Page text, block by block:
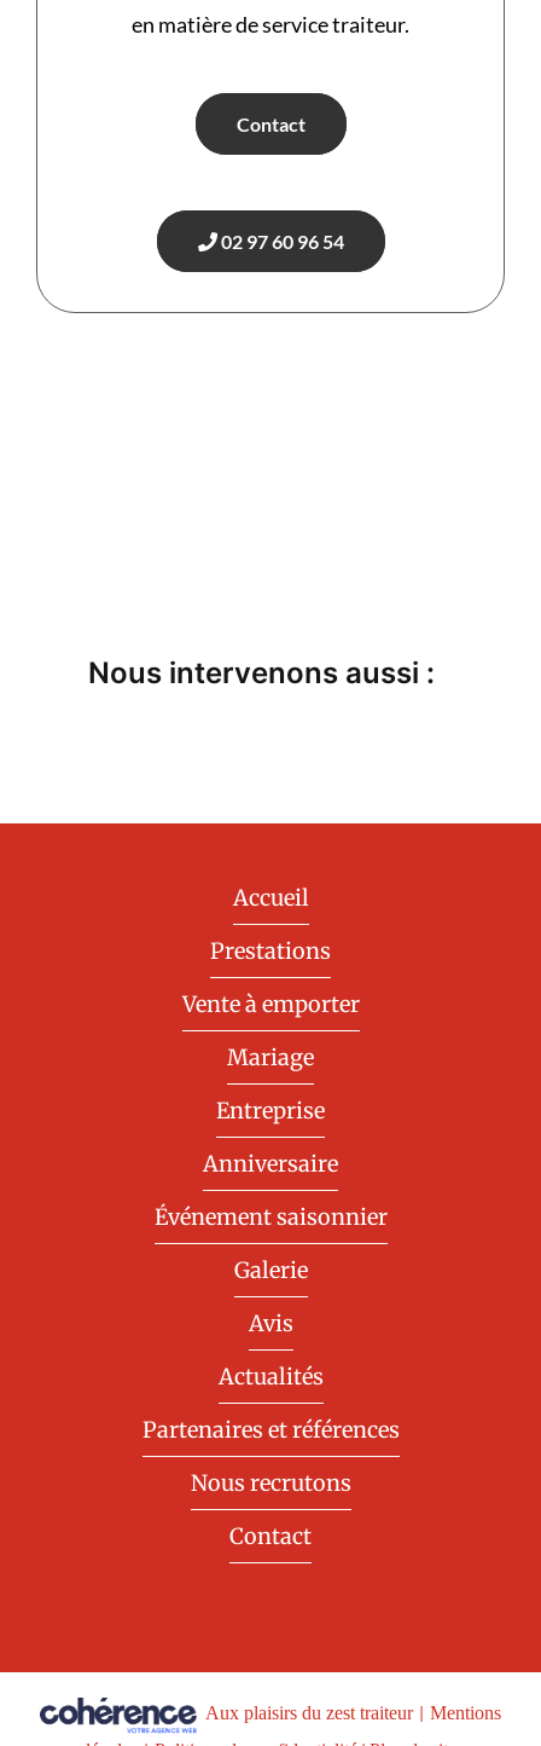
en matière de service traiteur.
Contact
02 97 60 96 54
Nous intervenons aussi :
Accueil
Prestations
Vente à emporter
Mariage
Entreprise
Anniversaire
Événement saisonnier
Galerie
Avis
Actualités
Partenaires et références
Nous recrutons
Contact
Aux plaisirs du zest traiteur | Mentions